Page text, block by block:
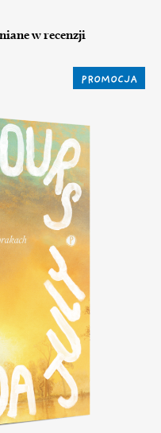
w recenzji
PROMOCJA